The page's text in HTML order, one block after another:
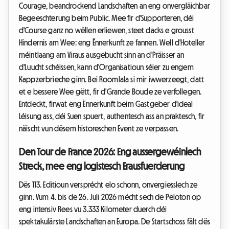
Courage, beandrockend Landschaften an eng onvergläichbar
Begeeschterung beim Public. Mee fir d'Supporteren, déi
d'Course ganz no wëllen erliewen, steet dacks e grousst
Hindernis am Wee: eng Ënnerkunft ze fannen. Well d'Hoteller
méintlaang am Viraus ausgebucht sinn an d'Präisser an
d'Luucht schéissen, kann d'Organisatioun séier zu engem
Kappzerbrieche ginn. Bei Roomlala si mir iwwerzeegt, datt
et e bessere Wee gëtt, fir d'Grande Boucle ze verfollegen.
Entdeckt, firwat eng Ënnerkunft beim Gastgeber d'ideal
Léisung ass, déi Suen spuert, authentesch ass an praktesch, fir
näischt vun dësem historeschen Event ze verpassen.
Den Tour de France 2026: Eng aussergewéinlech
Streck, mee eng logistesch Erausfuerderung
Dës 113. Editioun versprécht elo schonn, onvergiesslech ze
ginn. Vum 4. bis de 26. Juli 2026 mécht sech de Peloton op
eng intensiv Rees vu 3.333 Kilometer duerch déi
spektakulärste Landschaften an Europa. De Startschoss fält dës